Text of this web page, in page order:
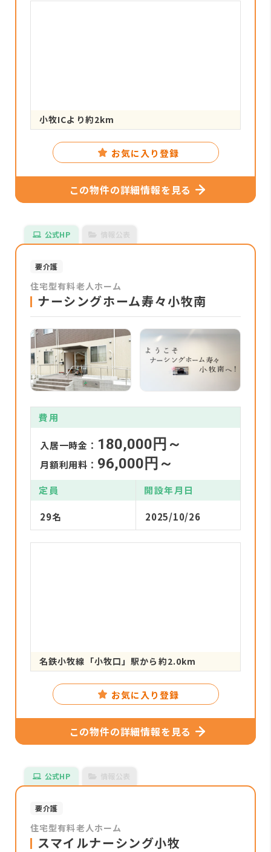
小牧ICより約2km
お気に入り登録
この物件の詳細情報を見る
公式HP
要介護
住宅型有料老人ホーム
ナーシングホーム寿々小牧南
費用
入居一時金： 180,000円～
月額利用料： 96,000円～
定員 開設年月日
29名 2025/10/26
名鉄小牧線「小牧口」駅から約2.0km
お気に入り登録
この物件の詳細情報を見る
公式HP
要介護
住宅型有料老人ホーム
スマイルナーシング小牧